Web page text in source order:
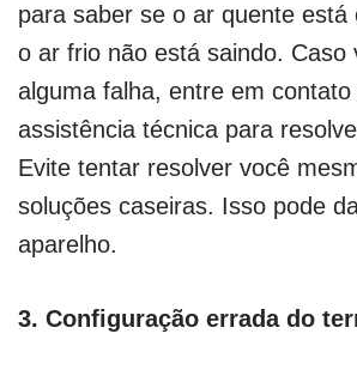
para saber se o ar quente está
o ar frio não está saindo. Caso
alguma falha, entre em
assistência técnica para
Evite tentar resolver você
soluções caseiras. Isso pode
aparelho.
3. Configuração errada do